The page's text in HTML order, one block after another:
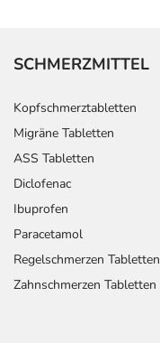
SCHMERZMITTEL
Kopfschmerztabletten
Migräne Tabletten
ASS Tabletten
Diclofenac
Ibuprofen
Paracetamol
Regelschmerzen Tabletten
Zahnschmerzen Tabletten